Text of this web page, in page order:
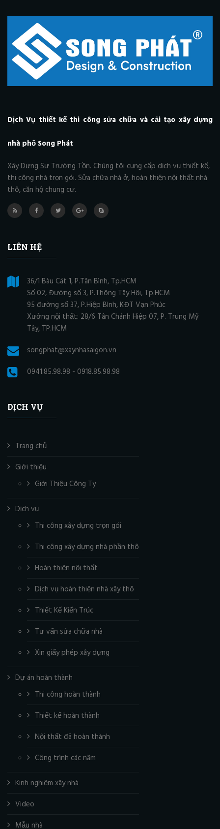
Dịch Vụ thiết kế thi công sửa chữa và cải tạo xây dựng
nhà phố Song Phát
Xây Dựng Sự Trường Tồn. Chúng tôi cung cấp dịch vụ thiết kế,
thi công nhà trọn gói. Sửa chữa nhà ở, hoàn thiện nội thất nhà
thô, căn hộ chung cư.
LIÊN HỆ
36/1 Bàu Cát 1, P.Tân Bình, Tp.HCM
Số 02, Đường số 3, P.Thông Tây Hội, Tp.HCM
95 đường số 37, P.Hiệp Bình, KĐT Vạn Phúc
Xưởng nội thất: 28/6 Tân Chánh Hiệp 07, P. Trung Mỹ
Tây, TP.HCM
songphat@xaynhasaigon.vn
0941.85.98.98 - 0918.85.98.98
DỊCH VỤ
Trang chủ
Giới thiệu
Giới Thiệu Công Ty
Dịch vụ
Thi công xây dựng trọn gói
Thi công xây dựng nhà phần thô
Hoàn thiện nội thất
Dịch vụ hoàn thiện nhà xây thô
Thiết Kế Kiến Trúc
Tư vấn sửa chữa nhà
Xin giấy phép xây dựng
Dự án hoàn thành
Thi công hoàn thành
Thiết kế hoàn thành
Nội thất đã hoàn thành
Công trình các năm
Kinh nghiệm xây nhà
Video
Mẫu nhà